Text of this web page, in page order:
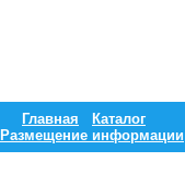
Главная
Каталог
Размещение информации